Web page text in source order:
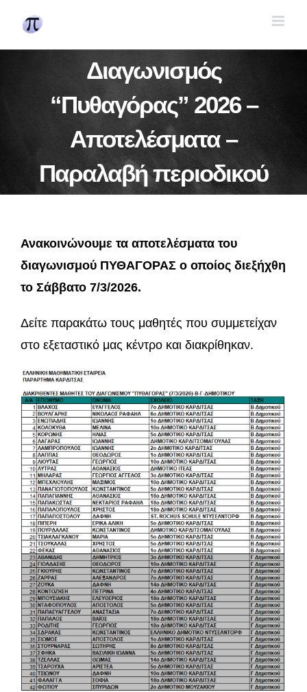
content
Διαγωνισμός
“Πυθαγόρας” 2026 –
Αποτελέσματα –
Παραλαβή περιοδικού
Ανακοινώνουμε τα αποτελέσματα του
διαγωνισμού ΠΥΘΑΓΟΡΑΣ ο οποίος διεξήχθη
το Σάββατο 7/3/2026.
Δείτε παρακάτω τους μαθητές που συμμετείχαν
στο εξεταστικό μας κέντρο και διακρίθηκαν.